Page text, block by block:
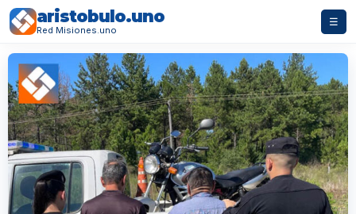
aristobulo.uno
Red Misiones.uno
☰